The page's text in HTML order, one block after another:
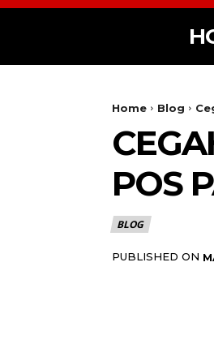
Home Blog
POS
BLOG
PUBLISHED ON